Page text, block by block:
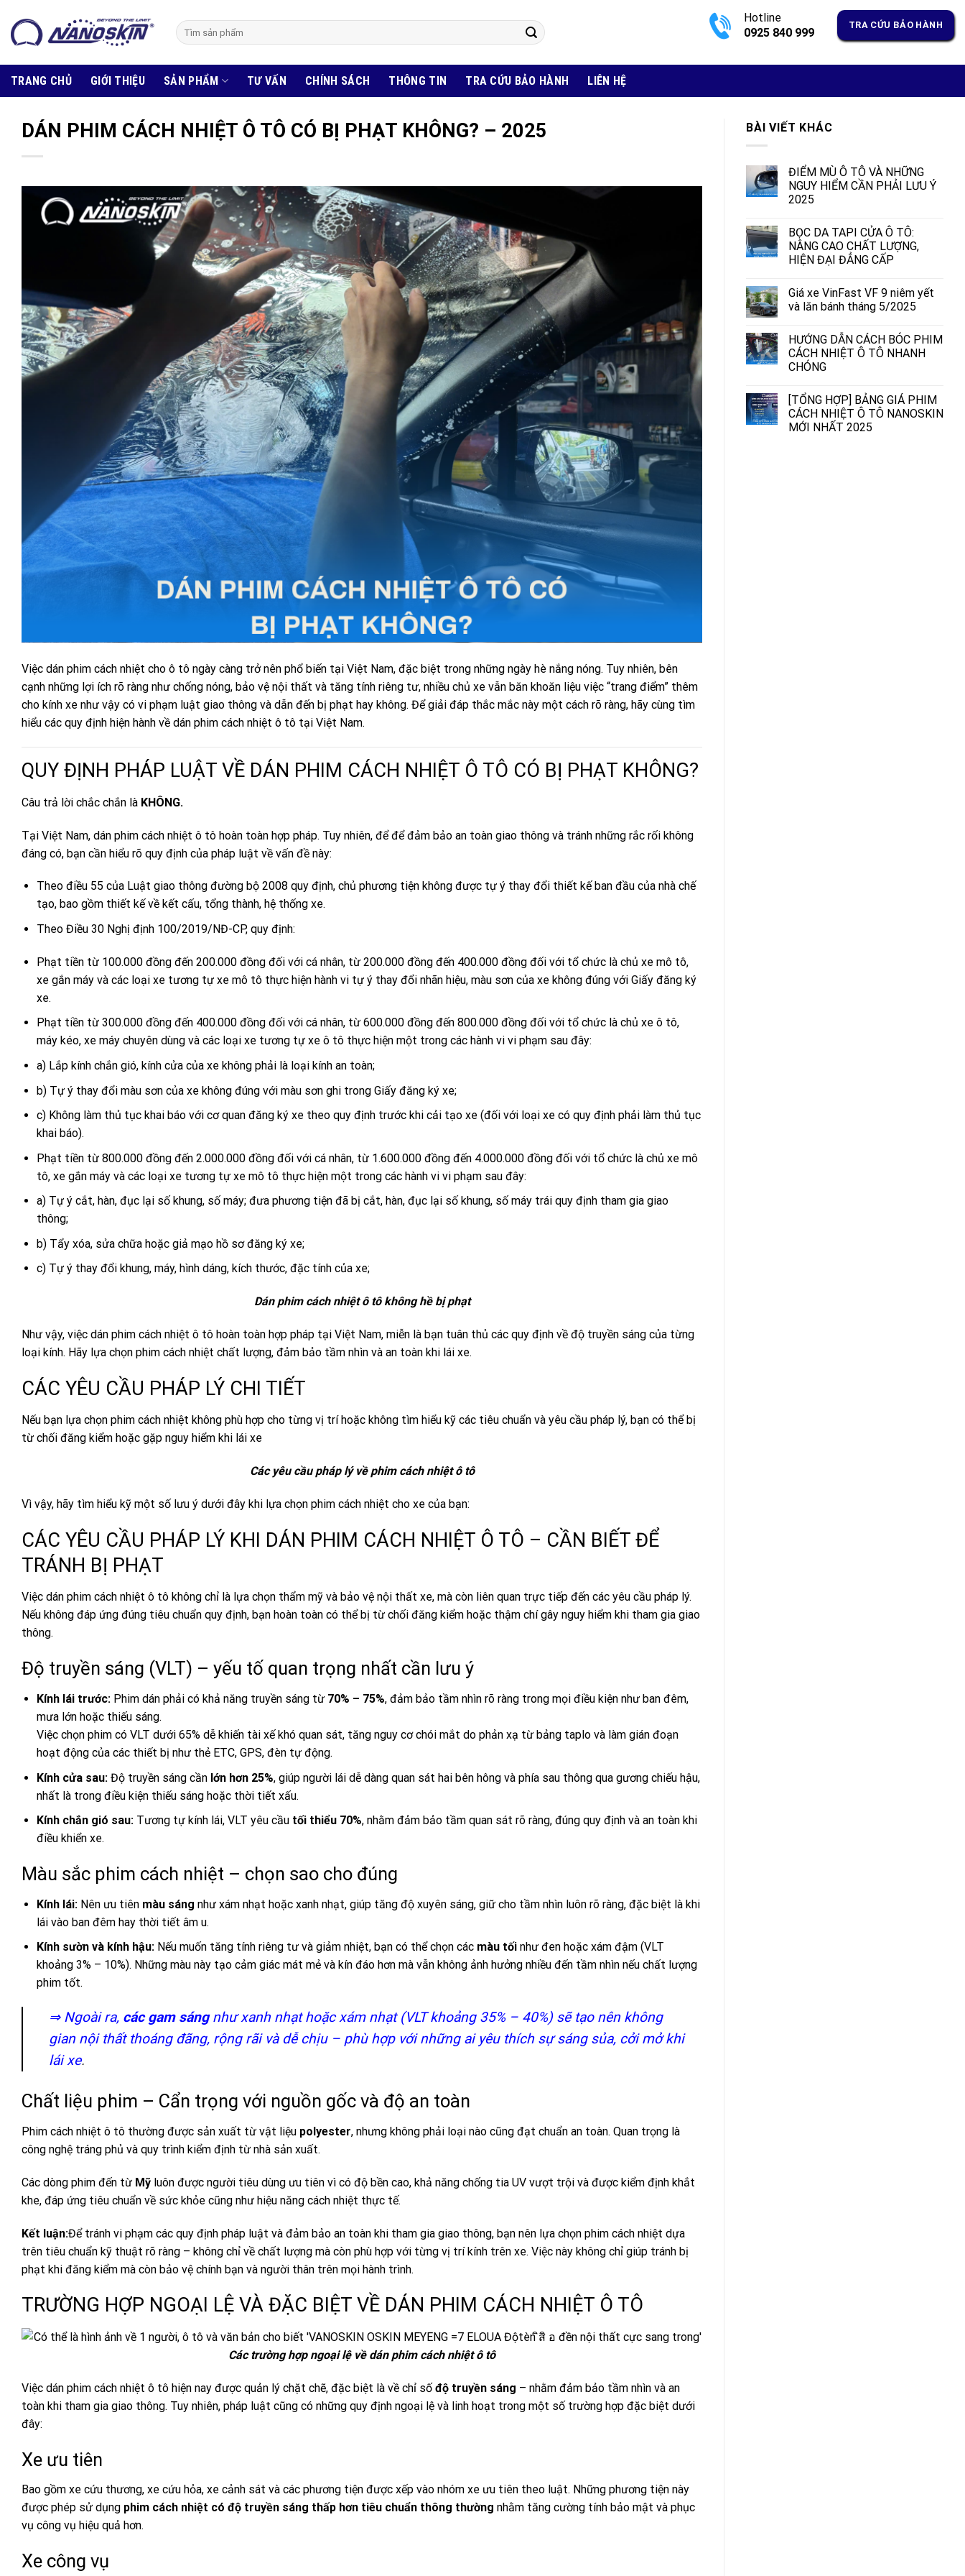
content
Tìm
kiếm:
Hotline
0925 840 999
TRA CỨU BẢO HÀNH
TRANG CHỦ GIỚI THIỆU SẢN PHẨM TƯ VẤN CHÍNH SÁCH THÔNG TIN TRA CỨU BẢO HÀNH LIÊN HỆ
DÁN PHIM CÁCH NHIỆT Ô TÔ CÓ BỊ PHẠT KHÔNG? – 2025
Việc dán phim cách nhiệt cho ô tô ngày càng trở nên phổ biến tại Việt Nam, đặc biệt trong những ngày hè nắng nóng. Tuy nhiên, bên
cạnh những lợi ích rõ ràng như chống nóng, bảo vệ nội thất và tăng tính riêng tư, nhiều chủ xe vẫn băn khoăn liệu việc “trang điểm” thêm
cho kính xe như vậy có vi phạm luật giao thông và dẫn đến bị phạt hay không. Để giải đáp thắc mắc này một cách rõ ràng, hãy cùng tìm
hiểu các quy định hiện hành về dán phim cách nhiệt ô tô tại Việt Nam.
QUY ĐỊNH PHÁP LUẬT VỀ DÁN PHIM CÁCH NHIỆT Ô TÔ CÓ BỊ PHẠT KHÔNG?
Câu trả lời chắc chắn là KHÔNG.
Tại Việt Nam, dán phim cách nhiệt ô tô hoàn toàn hợp pháp. Tuy nhiên, để để đảm bảo an toàn giao thông và tránh những rắc rối không
đáng có, bạn cần hiểu rõ quy định của pháp luật về vấn đề này:
Theo điều 55 của Luật giao thông đường bộ 2008 quy định, chủ phương tiện không được tự ý thay đổi thiết kế ban đầu của nhà chế
tạo, bao gồm thiết kế về kết cấu, tổng thành, hệ thống xe.
Theo Điều 30 Nghị định 100/2019/NĐ-CP, quy định:
Phạt tiền từ 100.000 đồng đến 200.000 đồng đối với cá nhân, từ 200.000 đồng đến 400.000 đồng đối với tổ chức là chủ xe mô tô,
xe gắn máy và các loại xe tương tự xe mô tô thực hiện hành vi tự ý thay đổi nhãn hiệu, màu sơn của xe không đúng với Giấy đăng ký
xe.
Phạt tiền từ 300.000 đồng đến 400.000 đồng đối với cá nhân, từ 600.000 đồng đến 800.000 đồng đối với tổ chức là chủ xe ô tô,
máy kéo, xe máy chuyên dùng và các loại xe tương tự xe ô tô thực hiện một trong các hành vi vi phạm sau đây:
a) Lắp kính chắn gió, kính cửa của xe không phải là loại kính an toàn;
b) Tự ý thay đổi màu sơn của xe không đúng với màu sơn ghi trong Giấy đăng ký xe;
c) Không làm thủ tục khai báo với cơ quan đăng ký xe theo quy định trước khi cải tạo xe (đối với loại xe có quy định phải làm thủ tục
khai báo).
Phạt tiền từ 800.000 đồng đến 2.000.000 đồng đối với cá nhân, từ 1.600.000 đồng đến 4.000.000 đồng đối với tổ chức là chủ xe mô
tô, xe gắn máy và các loại xe tương tự xe mô tô thực hiện một trong các hành vi vi phạm sau đây:
a) Tự ý cắt, hàn, đục lại số khung, số máy; đưa phương tiện đã bị cắt, hàn, đục lại số khung, số máy trái quy định tham gia giao
thông;
b) Tẩy xóa, sửa chữa hoặc giả mạo hồ sơ đăng ký xe;
c) Tự ý thay đổi khung, máy, hình dáng, kích thước, đặc tính của xe;
Dán phim cách nhiệt ô tô không hề bị phạt
Như vậy, việc dán phim cách nhiệt ô tô hoàn toàn hợp pháp tại Việt Nam, miễn là bạn tuân thủ các quy định về độ truyền sáng của từng
loại kính. Hãy lựa chọn phim cách nhiệt chất lượng, đảm bảo tầm nhìn và an toàn khi lái xe.
CÁC YÊU CẦU PHÁP LÝ CHI TIẾT
Nếu bạn lựa chọn phim cách nhiệt không phù hợp cho từng vị trí hoặc không tìm hiểu kỹ các tiêu chuẩn và yêu cầu pháp lý, bạn có thể bị
từ chối đăng kiểm hoặc gặp nguy hiểm khi lái xe
Các yêu cầu pháp lý về phim cách nhiệt ô tô
Vì vậy, hãy tìm hiểu kỹ một số lưu ý dưới đây khi lựa chọn phim cách nhiệt cho xe của bạn:
CÁC YÊU CẦU PHÁP LÝ KHI DÁN PHIM CÁCH NHIỆT Ô TÔ – CẦN BIẾT ĐỂ
TRÁNH BỊ PHẠT
Việc dán phim cách nhiệt ô tô không chỉ là lựa chọn thẩm mỹ và bảo vệ nội thất xe, mà còn liên quan trực tiếp đến các yêu cầu pháp lý.
Nếu không đáp ứng đúng tiêu chuẩn quy định, bạn hoàn toàn có thể bị từ chối đăng kiểm hoặc thậm chí gây nguy hiểm khi tham gia giao
thông.
Độ truyền sáng (VLT) – yếu tố quan trọng nhất cần lưu ý
Kính lái trước:Phim dán phải có khả năng truyền sáng từ 70% – 75%, đảm bảo tầm nhìn rõ ràng trong mọi điều kiện như ban đêm,
mưa lớn hoặc thiếu sáng.
Việc chọn phim có VLT dưới 65% dễ khiến tài xế khó quan sát, tăng nguy cơ chói mắt do phản xạ từ bảng taplo và làm gián đoạn
hoạt động của các thiết bị như thẻ ETC, GPS, đèn tự động.
Kính cửa sau:Độ truyền sáng cần lớn hơn 25%, giúp người lái dễ dàng quan sát hai bên hông và phía sau thông qua gương chiếu hậu,
nhất là trong điều kiện thiếu sáng hoặc thời tiết xấu.
Kính chắn gió sau:Tương tự kính lái, VLT yêu cầu tối thiểu 70%, nhằm đảm bảo tầm quan sát rõ ràng, đúng quy định và an toàn khi
điều khiển xe.
Màu sắc phim cách nhiệt – chọn sao cho đúng
Kính lái:Nên ưu tiên màu sáng như xám nhạt hoặc xanh nhạt, giúp tăng độ xuyên sáng, giữ cho tầm nhìn luôn rõ ràng, đặc biệt là khi
lái vào ban đêm hay thời tiết âm u.
Kính sườn và kính hậu: Nếu muốn tăng tính riêng tư và giảm nhiệt, bạn có thể chọn các màu tốinhư đen hoặc xám đậm (VLT
khoảng 3% – 10%). Những màu này tạo cảm giác mát mẻ và kín đáo hơn mà vẫn không ảnh hưởng nhiều đến tầm nhìn nếu chất lượng
phim tốt.
⇒ Ngoài ra, các gam sángnhư xanh nhạt hoặc xám nhạt (VLT khoảng 35% – 40%) sẽ tạo nên không
gian nội thất thoáng đãng, rộng rãi và dễ chịu – phù hợp với những ai yêu thích sự sáng sủa, cởi mở khi
lái xe.
Chất liệu phim – Cẩn trọng với nguồn gốc và độ an toàn
Phim cách nhiệt ô tô thường được sản xuất từ vật liệu polyester, nhưng không phải loại nào cũng đạt chuẩn an toàn. Quan trọng là
công nghệ tráng phủ và quy trình kiểm định từ nhà sản xuất.
Các dòng phim đến từ Mỹ luôn được người tiêu dùng ưu tiên vì có độ bền cao, khả năng chống tia UV vượt trội và được kiểm định khắt
khe, đáp ứng tiêu chuẩn về sức khỏe cũng như hiệu năng cách nhiệt thực tế.
Kết luận:Để tránh vi phạm các quy định pháp luật và đảm bảo an toàn khi tham gia giao thông, bạn nên lựa chọn phim cách nhiệt dựa
trên tiêu chuẩn kỹ thuật rõ ràng – không chỉ về chất lượng mà còn phù hợp với từng vị trí kính trên xe. Việc này không chỉ giúp tránh bị
phạt khi đăng kiểm mà còn bảo vệ chính bạn và người thân trên mọi hành trình.
TRƯỜNG HỢP NGOẠI LỆ VÀ ĐẶC BIỆT VỀ DÁN PHIM CÁCH NHIỆT Ô TÔ
Các trường hợp ngoại lệ về dán phim cách nhiệt ô tô
Việc dán phim cách nhiệt ô tô hiện nay được quản lý chặt chẽ, đặc biệt là về chỉ số độ truyền sáng – nhằm đảm bảo tầm nhìn và an
toàn khi tham gia giao thông. Tuy nhiên, pháp luật cũng có những quy định ngoại lệ và linh hoạt trong một số trường hợp đặc biệt dưới
đây:
Xe ưu tiên
Bao gồm xe cứu thương, xe cứu hỏa, xe cảnh sát và các phương tiện được xếp vào nhóm xe ưu tiên theo luật. Những phương tiện này
được phép sử dụng phim cách nhiệt có độ truyền sáng thấp hơn tiêu chuẩn thông thường nhằm tăng cường tính bảo mật và phục
vụ công vụ hiệu quả hơn.
Xe công vụ
BÀI VIẾT KHÁC
ĐIỂM MÙ Ô TÔ VÀ NHỮNG
NGUY HIỂM CẦN PHẢI LƯU Ý
2025
BỌC DA TAPI CỬA Ô TÔ:
NÂNG CAO CHẤT LƯỢNG,
HIỆN ĐẠI ĐẲNG CẤP
Giá xe VinFast VF 9 niêm yết
và lăn bánh tháng 5/2025
HƯỚNG DẪN CÁCH BÓC PHIM
CÁCH NHIỆT Ô TÔ NHANH
CHÓNG
[TỔNG HỢP] BẢNG GIÁ PHIM
CÁCH NHIỆT Ô TÔ NANOSKIN
MỚI NHẤT 2025